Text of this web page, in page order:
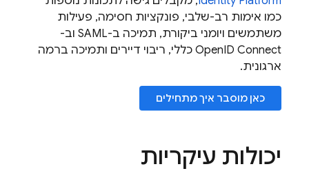
כמו אימות רב-שלבי, פונקציות חסימה, פעילות
משתמשים ויומני ביקורת, תמיכה ב-SAML וב-
OpenID Connect כללי, ריבוי דיירים ותמיכה ברמה
ארגונית.
כאן מוסבר איך מתחילים
יכולות עיקריות